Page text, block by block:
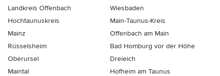
Landkreis Offenbach
Wiesbaden
Hochtaunuskreis
Main-Taunus-Kreis
Mainz
Offenbach am Main
Rüsselsheim
Bad Homburg vor der Höhe
Oberursel
Dreieich
Maintal
Hofheim am Taunus